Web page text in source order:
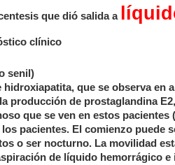
que dió salida a
clínico
senil)
que se observa en
producción de prostaglandina
que se ven en estos pacientes
pacientes. El comienzo puede
o ser nocturno. La movilidad
de líquido hemorrágico